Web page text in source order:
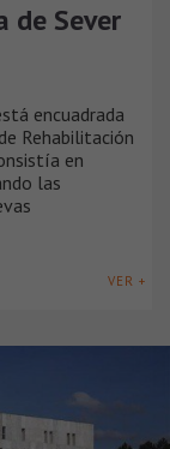
de Sever
encuadrada
Rehabilitación
en
las
VER +